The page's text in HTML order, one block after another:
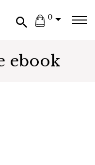
0
ebook